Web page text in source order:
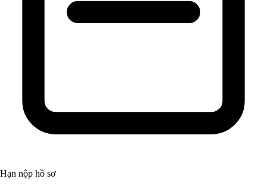
Hạn nộp hồ sơ